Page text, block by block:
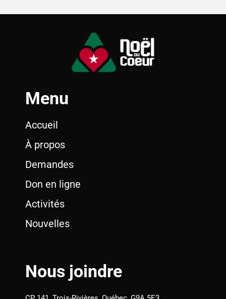
Menu
Accueil
À propos
Demandes
Don en ligne
Activités
Nouvelles
Nous joindre